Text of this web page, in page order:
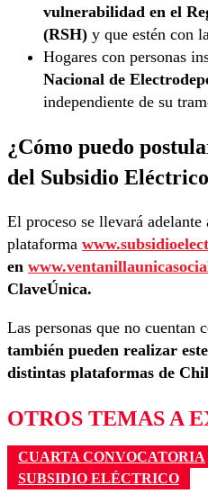
vulnerabilidad en el
(RSH) y que estén con
Hogares con personas
Nacional de
independiente de su
¿Cómo puedo
del Subsidio
El proceso se llevará adelante
plataforma
en
ClaveÚnica.
Las personas que no cuentan
también pueden realizar
distintas plataformas de
OTROS TEMAS A
CUARTA CONVOCATORIA
SUBSIDIO ELÉCTRICO